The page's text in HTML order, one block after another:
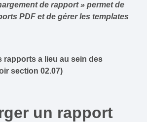
de rapport » permet de
PDF et de gérer les templates
rapports a lieu au sein des
section 02.07)
un rapport